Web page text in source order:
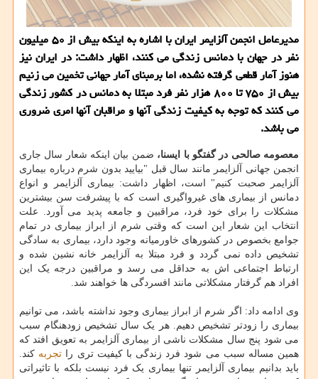
مدیرعامل انجمن آلزایمر ایران با اشاره به اینكه بیش از ۵۰ میلیون
نفر در جهان با دمانس زندگی می كنند، اظهار داشت: در ایران نیز
هنوز آمار قطعی گرفته نشده، اما برمبنای آمار جهانی تخمین می زنیم
بیش از ۷۵۰ تا ۸۰۰ هزار نفر فرد مبتلا به دمانس در كشور زندگی
می كنند كه توجه به كیفیت زندگی آنها و مراقبان آنها امری ضروری
می باشد.
معصومه صالحی در گفتگو با ایسنا، ضمن بیان اینکه شعار سال جاری
انجمن جهانی آلزایمر مانند سال قبل "بیایید بدون شرم درباره بیماری
آلزایمر صحبت کنیم" است، اظهار داشت: بیماری آلزایمر و انواع
دمانس از بیماری های غیرواگیری است که با پیشرفت سن بیشترین
مشکلات را برای خود فرد، مراقبین و جامعه پدید می آورد. علت
انتخاب این شعار این است که وقتی شرم از ابراز بیماری در تمام
جوامع بخصوص در کشورهای خاورمیانه وجود دارد، بیماری به سادگی
تشخیص داده نمی گردد و فرد مبتلا به آلزایمر خانه نشین شده و
ارتباط اجتماعی اش به حداقل می رسد و مراقبین درجه یک این
افراد هم گرفتار مشکلاتی مانند افسردگی ها خواهند شد.
وی ادامه داد: اگر شرم از ابراز بیماری وجود نداشته باشد، می توانیم
بیماری را زودتر تشخیص دهیم. هر یک سال تشخیص زودهنگام سبب
می شود پنج سال مشکلات ناشی از بیماری آلزایمر به تعویق افتد که
همین مساله سبب می شود فرد زندگی با کیفیت تری را تجربه کند.
باید بدانیم بیماری آلزایمر تنها بیماری یک فرد نیست بلکه با تاثیراتی